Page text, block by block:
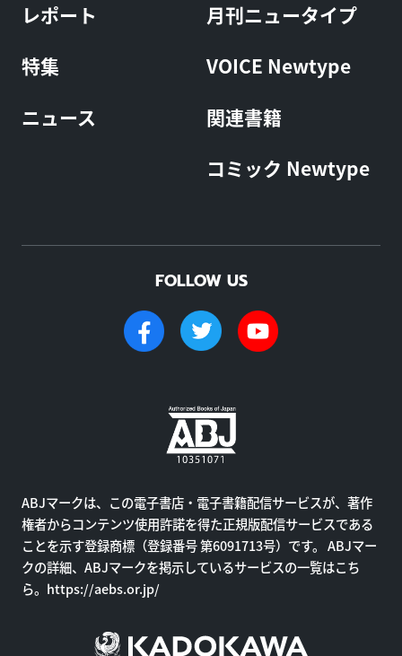
レポート
特集
ニュース
月刊ニュータイプ
VOICE Newtype
関連書籍
コミック Newtype
FOLLOW US
ABJマークは、この電子書店・電子書籍配信サービスが、著作
権者からコンテンツ使用許諾を得た正規版配信サービスである
ことを示す登録商標（登録番号 第6091713号）です。 ABJマー
クの詳細、ABJマークを掲示しているサービスの一覧はこち
ら。 https://aebs.or.jp/